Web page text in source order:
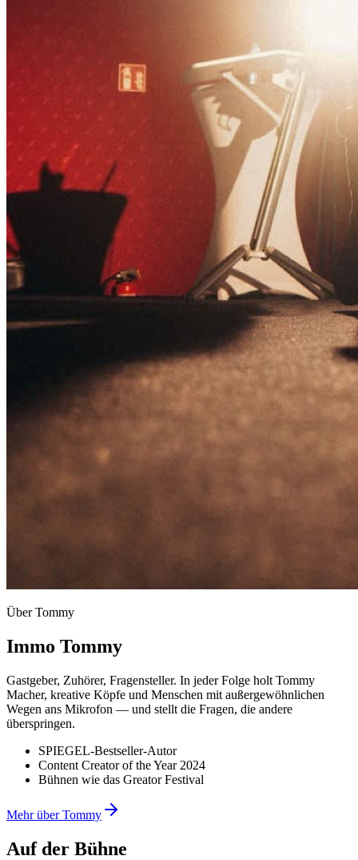
Über Tommy
Immo Tommy
Gastgeber, Zuhörer, Fragensteller. In jeder Folge holt Tommy
Macher, kreative Köpfe und Menschen mit außergewöhnlichen
Wegen ans Mikrofon — und stellt die Fragen, die andere
überspringen.
SPIEGEL-Bestseller-Autor
Content Creator of the Year 2024
Bühnen wie das Greator Festival
Mehr über Tommy
Auf der Bühne